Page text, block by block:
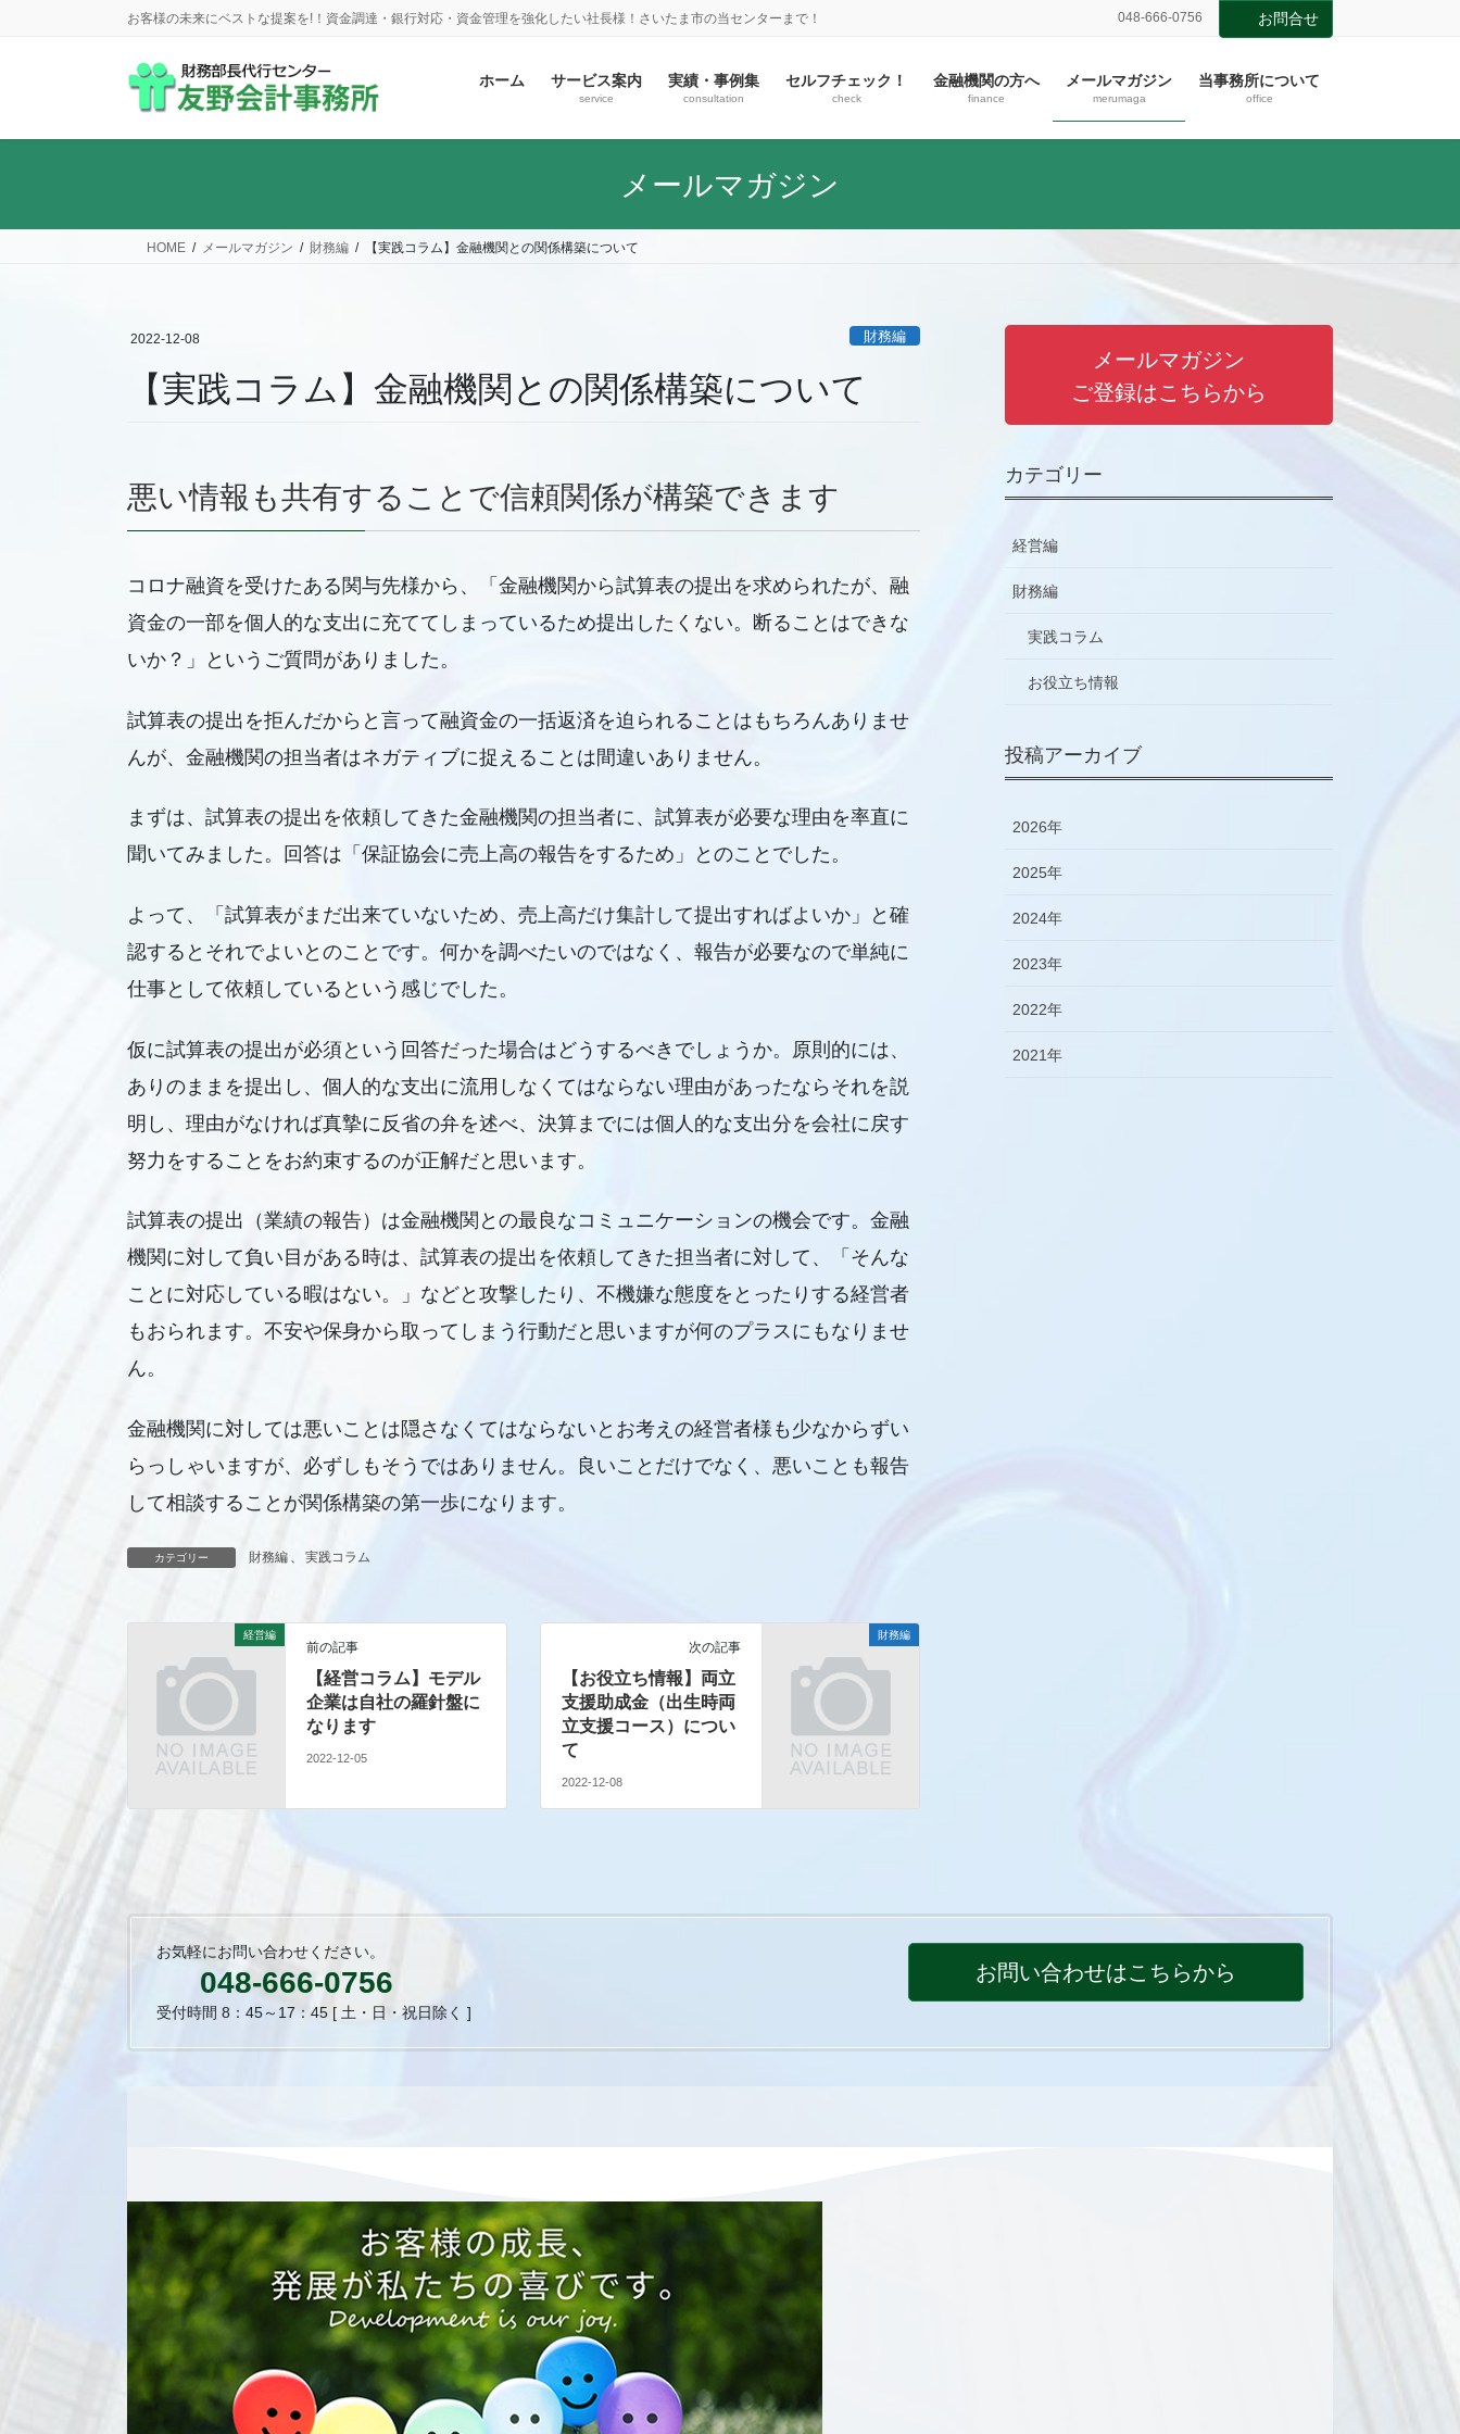
に
ョ
お客様の未来にベストな提案を!！資金調達・銀行対応・資金管理を強化したい社長様！さいたま市の当センターまで！ 048-666-0756 お問合せ
ホーム サービス案内
service
実績・事例集
consultation
セルフチェック！
check
金融機関の方へ
finance
メールマガジン
merumaga
当事務所について
office
メールマガジン
HOME メールマガジン 財務編 【実践コラム】金融機関との関係構築について
2022-12-08 財務編
【実践コラム】金融機関との関係構築について
悪い情報も共有することで信頼関係が構築できます
コロナ融資を受けたある関与先様から、「金融機関から試算表の提出を求められたが、融
資金の一部を個人的な支出に充ててしまっているため提出したくない。断ることはできな
いか？」というご質問がありました。
試算表の提出を拒んだからと言って融資金の一括返済を迫られることはもちろんありませ
んが、金融機関の担当者はネガティブに捉えることは間違いありません。
まずは、試算表の提出を依頼してきた金融機関の担当者に、試算表が必要な理由を率直に
聞いてみました。回答は「保証協会に売上高の報告をするため」とのことでした。
よって、「試算表がまだ出来ていないため、売上高だけ集計して提出すればよいか」と確
認するとそれでよいとのことです。何かを調べたいのではなく、報告が必要なので単純に
仕事として依頼しているという感じでした。
仮に試算表の提出が必須という回答だった場合はどうするべきでしょうか。原則的には、
ありのままを提出し、個人的な支出に流用しなくてはならない理由があったならそれを説
明し、理由がなければ真摯に反省の弁を述べ、決算までには個人的な支出分を会社に戻す
努力をすることをお約束するのが正解だと思います。
試算表の提出（業績の報告）は金融機関との最良なコミュニケーションの機会です。金融
機関に対して負い目がある時は、試算表の提出を依頼してきた担当者に対して、「そんな
ことに対応している暇はない。」などと攻撃したり、不機嫌な態度をとったりする経営者
もおられます。不安や保身から取ってしまう行動だと思いますが何のプラスにもなりませ
ん。
金融機関に対しては悪いことは隠さなくてはならないとお考えの経営者様も少なからずい
らっしゃいますが、必ずしもそうではありません。良いことだけでなく、悪いことも報告
して相談することが関係構築の第一歩になります。
カテゴリー 財務編 、 実践コラム
経営編
前の記事
【経営コラム】モデル
企業は自社の羅針盤に
なります
2022-12-05
財務編
次の記事
【お役立ち情報】両立
支援助成金（出生時両
立支援コース）につい
て
2022-12-08
メールマガジン
ご登録はこちらから
カテゴリー
経営編
財務編
実践コラム
お役立ち情報
投稿アーカイブ
2026年
2025年
2024年
2023年
2022年
2021年
お気軽にお問い合わせください。
048-666-0756
受付時間 8：45～17：45 [ 土・日・祝日除く ]
お問い合わせはこちらから